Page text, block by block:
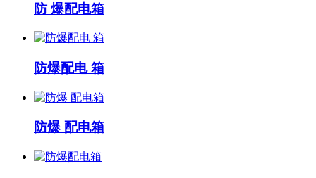
防 爆配电箱
防爆配电 箱
防爆 配电箱